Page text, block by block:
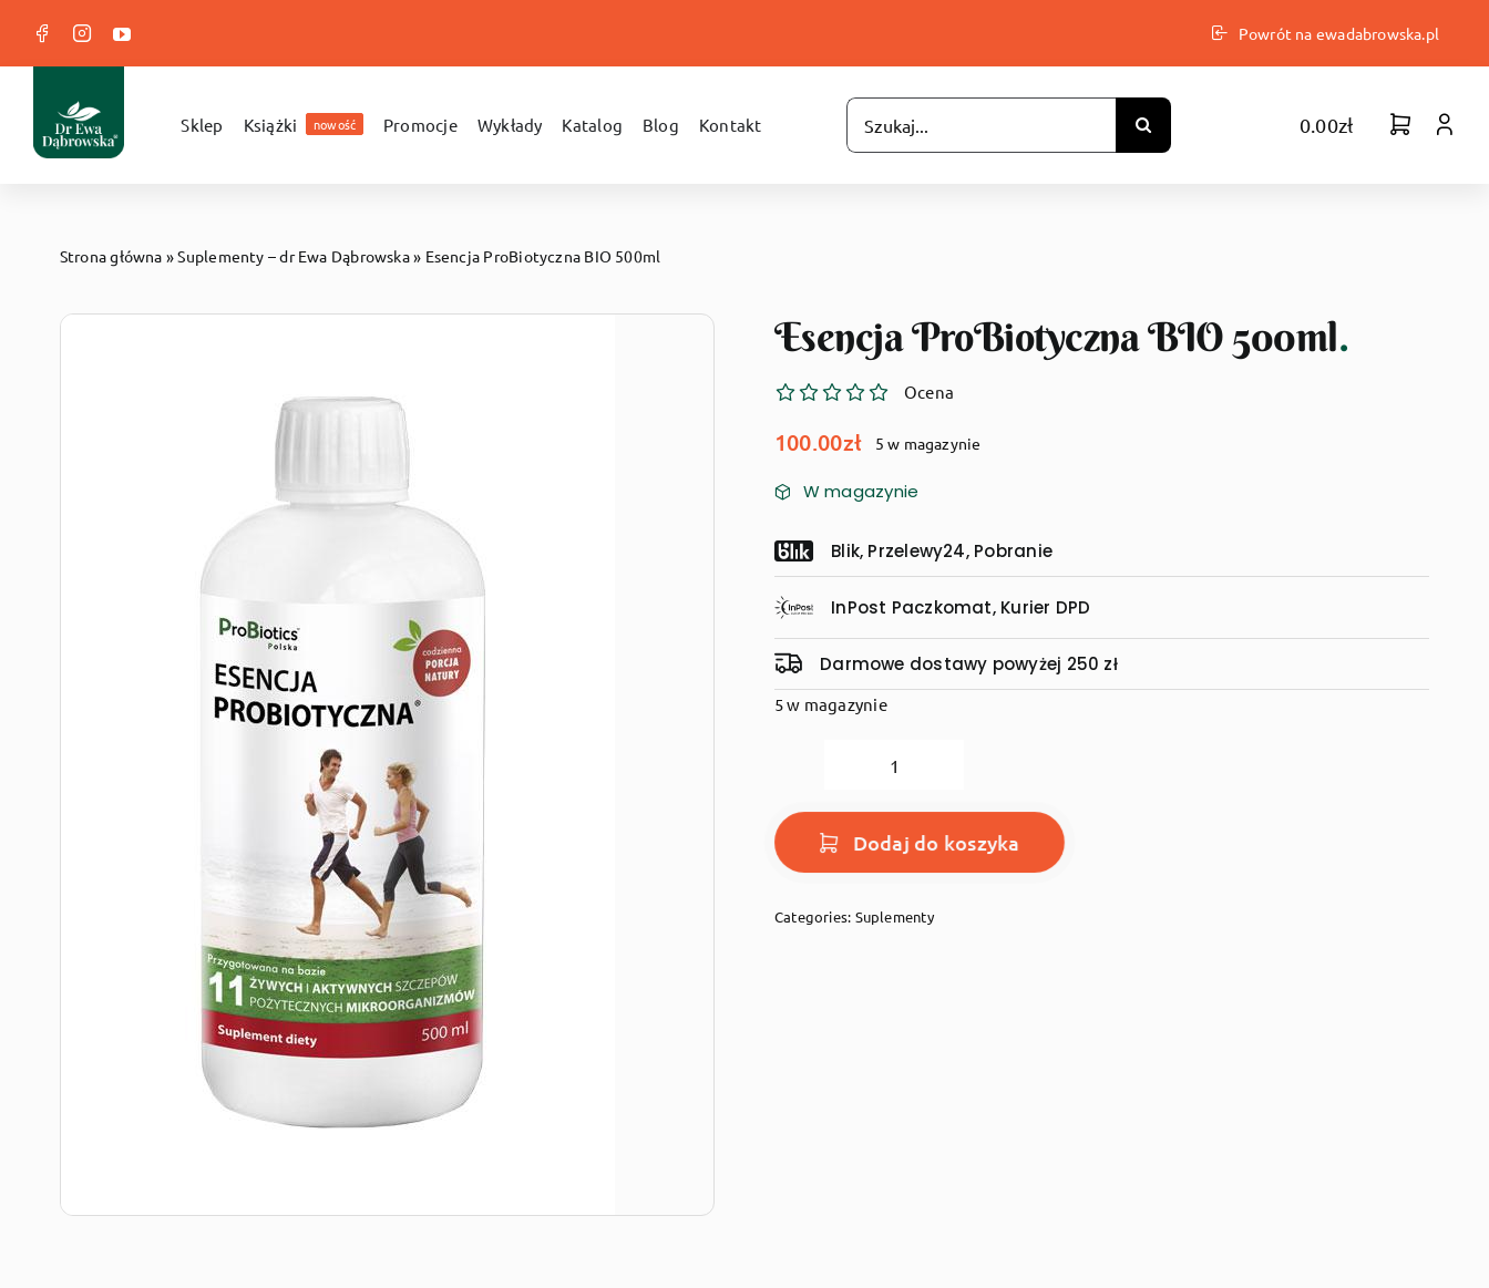
zawartości
Powrót na ewadabrowska.pl
Sklep Książki nowość Promocje Wykłady Katalog Blog Kontakt
Szukaj
0.00zł
Strona główna »Suplementy – dr Ewa Dąbrowska» Esencja ProBiotyczna BIO 500ml
Esencja ProBiotyczna BIO 500ml.
Ocena
100.00zł 5 w magazynie
W magazynie
Blik, Przelewy24, Pobranie
InPost Paczkomat, Kurier DPD
Darmowe dostawy powyżej 250 zł
5 w magazynie
ilość
Esencja
ProBiotyczna
BIO
Dodaj do koszyka
Categories: Suplementy